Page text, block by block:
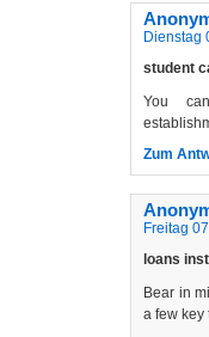
Dienstag
student
You
Zum
Freitag
loans
Bear in
a few